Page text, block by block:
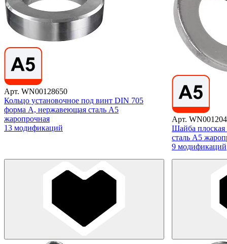
Арт. WN00128650
Кольцо установочное под винт DIN 705
форма A, нержавеющая сталь А5
жаропрочная
13 модификаций
Арт.
Шайба
сталь А5
9 модификаций